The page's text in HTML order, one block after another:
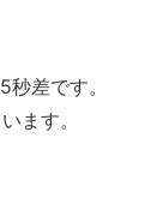
差です。
ます。